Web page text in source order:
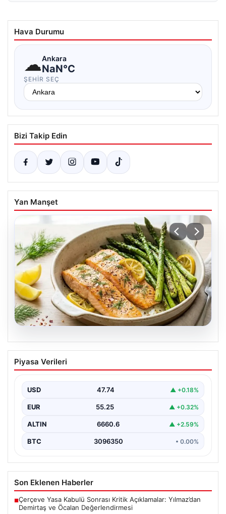
Hava Durumu
☁Ankara
NaN°C
ŞEHIR SEÇ
Bizi Takip Edin
Yan Manşet
07.08.2026
Hafif, doyurucu ve omega-3 deposu:
Fırında limonlu kuşkonmazlı somon
Piyasa Verileri
USD 47.74 ▲ +0.18%
EUR 55.25 ▲ +0.32%
ALTIN 6660.6 ▲ +2.59%
BTC 3096350 • 0.00%
Son Eklenen Haberler
■Çerçeve Yasa Kabulü Sonrası Kritik Açıklamalar: Yılmaz’dan
Demirtaş ve Öcalan Değerlendirmesi